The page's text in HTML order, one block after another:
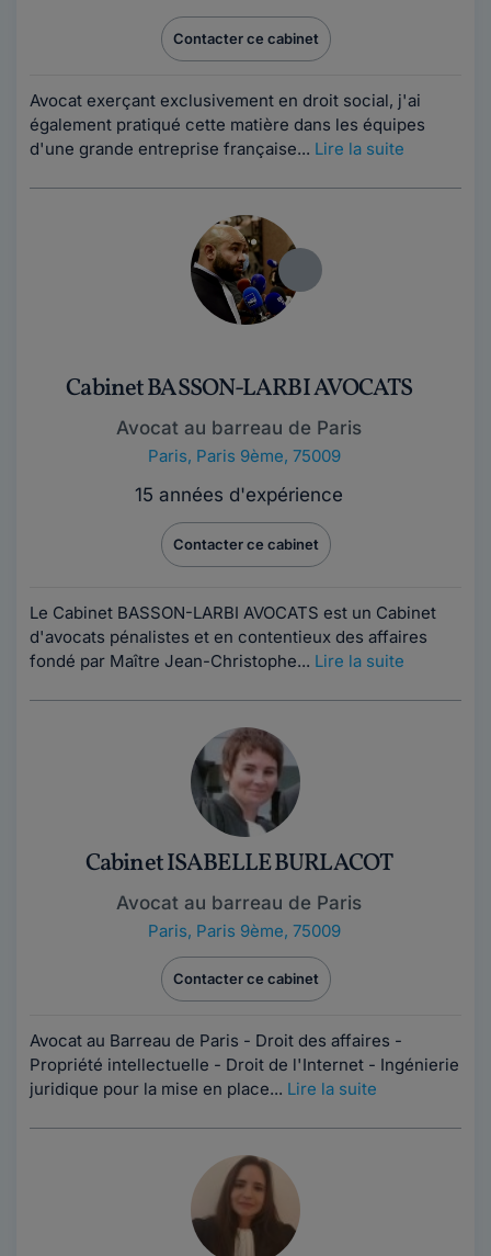
Contacter ce cabinet
Avocat exerçant exclusivement en droit social, j'ai
également pratiqué cette matière dans les équipes
d'une grande entreprise française... Lire la suite
Cabinet BASSON-LARBI AVOCATS
Avocat au barreau de Paris
Paris, Paris 9ème, 75009
15 années d'expérience
Contacter ce cabinet
Le Cabinet BASSON-LARBI AVOCATS est un Cabinet
d'avocats pénalistes et en contentieux des affaires
fondé par Maître Jean-Christophe... Lire la suite
Cabinet ISABELLE BURLACOT
Avocat au barreau de Paris
Paris, Paris 9ème, 75009
Contacter ce cabinet
Avocat au Barreau de Paris - Droit des affaires -
Propriété intellectuelle - Droit de l'Internet - Ingénierie
juridique pour la mise en place... Lire la suite